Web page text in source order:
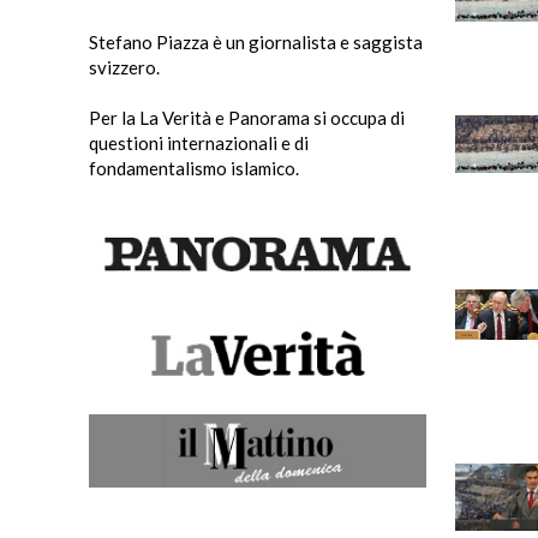
Stefano Piazza è un giornalista e saggista
svizzero.
Per la La Verità e Panorama si occupa di
questioni internazionali e di
fondamentalismo islamico.